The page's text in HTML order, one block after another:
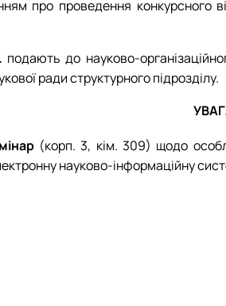
про проведення конкурсного
подають до науково-
ради структурного підрозділу.
(корп. 3, кім. 309) щодо
науково-інформаційну